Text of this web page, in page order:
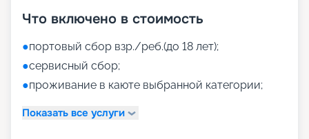
Что включено в стоимость
●портовый сбор взр./реб.(до 18 лет);
●сервисный сбор;
●проживание в каюте выбранной категории;
Показать все услуги